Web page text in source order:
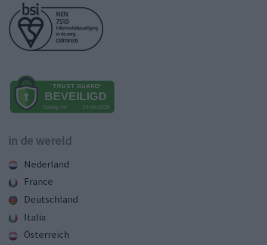
in de wereld
Nederland
France
Deutschland
Italia
Österreich